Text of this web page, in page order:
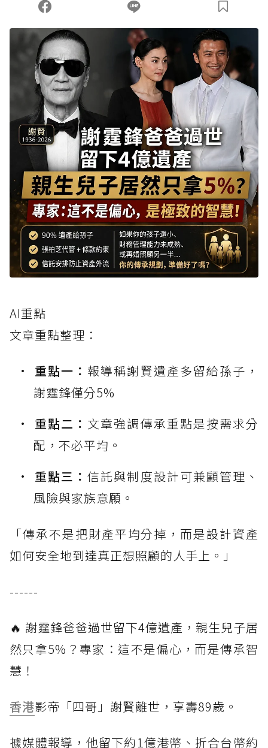
AI重點
文章重點整理：
重點一： 報導稱謝賢遺產多留給孫子，
謝霆鋒僅分5%
重點二： 文章強調傳承重點是按需求分
配，不必平均。
重點三：信託與制度設計可兼顧管理、
風險與家族意願。
「傳承不是把財產平均分掉，而是設計資產
如何安全地到達真正想照顧的人手上。」
------
🔥 謝霆鋒爸爸過世留下4億遺產，親生兒子居
然只拿5%？專家：這不是偏心，而是傳承智
慧！
香港影帝「四哥」謝賢離世，享壽89歲。
據媒體報導，他留下約1億港幣、折合台幣約